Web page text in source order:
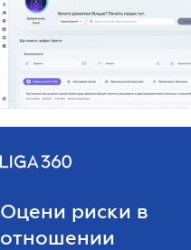
Оцени риски в
отношении